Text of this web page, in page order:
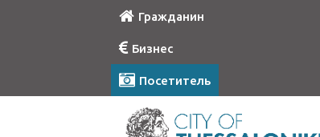
Гражданин
Бизнес
Посетитель